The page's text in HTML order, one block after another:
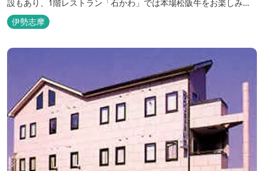
設もあり、1階レストラン「石かわ」では本場松阪牛をお楽しみい
ただけます。
伊勢志摩